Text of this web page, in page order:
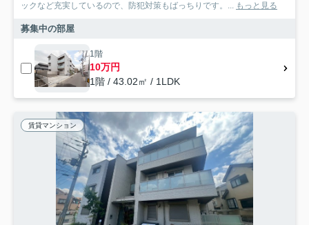
ックなど充実しているので、防犯対策もばっちりです。... もっと見る
募集中の部屋
1階
10万円
1階 / 43.02㎡ / 1LDK
賃貸マンション